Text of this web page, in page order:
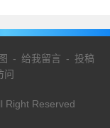
- 给我留言 - 投稿
问
Right Reserved